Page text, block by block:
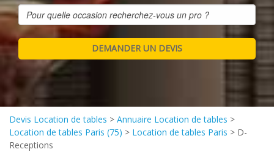
Devis Location de tables > Annuaire Location de tables >
Location de tables Paris (75) > Location de tables Paris > D-
Receptions